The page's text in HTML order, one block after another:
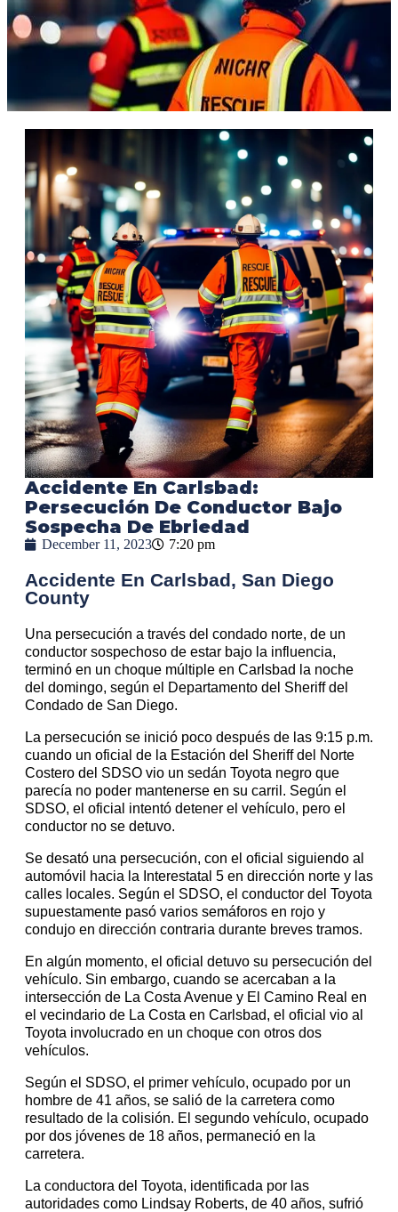
Accidente En Carlsbad:
Persecución De Conductor Bajo
Sospecha De Ebriedad
December 11, 2023 7:20 pm
Accidente En Carlsbad, San Diego
County
Una persecución a través del condado norte, de un
conductor sospechoso de estar bajo la influencia,
terminó en un choque múltiple en Carlsbad la noche
del domingo, según el Departamento del Sheriff del
Condado de San Diego.
La persecución se inició poco después de las 9:15 p.m.
cuando un oficial de la Estación del Sheriff del Norte
Costero del SDSO vio un sedán Toyota negro que
parecía no poder mantenerse en su carril. Según el
SDSO, el oficial intentó detener el vehículo, pero el
conductor no se detuvo.
Se desató una persecución, con el oficial siguiendo al
automóvil hacia la Interestatal 5 en dirección norte y las
calles locales. Según el SDSO, el conductor del Toyota
supuestamente pasó varios semáforos en rojo y
condujo en dirección contraria durante breves tramos.
En algún momento, el oficial detuvo su persecución del
vehículo. Sin embargo, cuando se acercaban a la
intersección de La Costa Avenue y El Camino Real en
el vecindario de La Costa en Carlsbad, el oficial vio al
Toyota involucrado en un choque con otros dos
vehículos.
Según el SDSO, el primer vehículo, ocupado por un
hombre de 41 años, se salió de la carretera como
resultado de la colisión. El segundo vehículo, ocupado
por dos jóvenes de 18 años, permaneció en la
carretera.
La conductora del Toyota, identificada por las
autoridades como Lindsay Roberts, de 40 años, sufrió